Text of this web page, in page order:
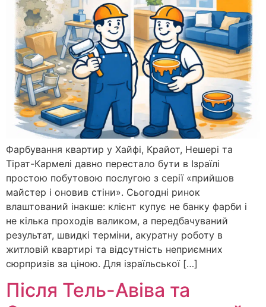
Фарбування квартир у Хайфі, Крайот, Нешері та
Тірат-Кармелі давно перестало бути в Ізраїлі
простою побутовою послугою з серії «прийшов
майстер і оновив стіни». Сьогодні ринок
влаштований інакше: клієнт купує не банку фарби і
не кілька проходів валиком, а передбачуваний
результат, швидкі терміни, акуратну роботу в
житловій квартирі та відсутність неприємних
сюрпризів за ціною. Для ізраїльської […]
Після Тель-Авіва та